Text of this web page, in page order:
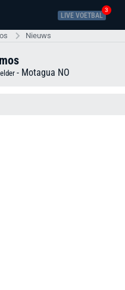
LIVE VOETBAL
3
Nieuws
- Motagua NO